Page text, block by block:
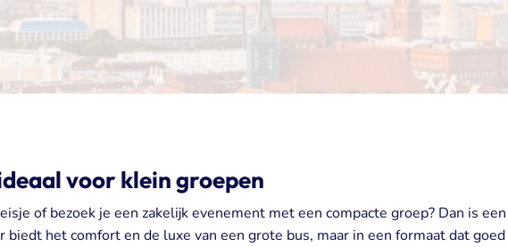
voor klein groepen
of bezoek je een zakelijk evenement met een compacte groep? Dan is
het comfort en de luxe van een grote bus, maar in een formaat dat